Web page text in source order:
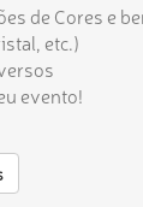
de Cores e
etc.)
evento!